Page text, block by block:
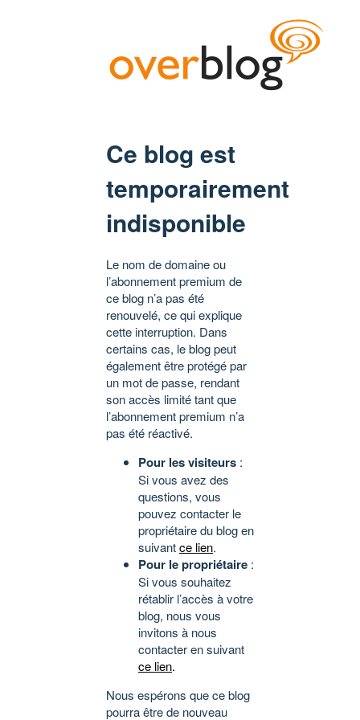
Ce blog est
temporairement
indisponible
Le nom de domaine ou
l’abonnement premium de
ce blog n’a pas été
renouvelé, ce qui explique
cette interruption. Dans
certains cas, le blog peut
également être protégé par
un mot de passe, rendant
son accès limité tant que
l’abonnement premium n’a
pas été réactivé.
Pour les visiteurs :
Si vous avez des
questions, vous
pouvez contacter le
propriétaire du blog en
suivantce lien.
Pour le propriétaire :
Si vous souhaitez
rétablir l’accès à votre
blog, nous vous
invitons à nous
contacter en suivant
ce lien.
Nous espérons que ce blog
pourra être de nouveau